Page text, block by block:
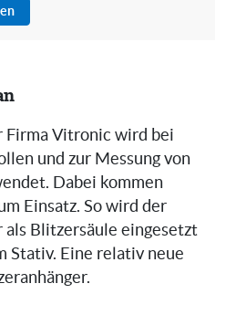
Firma Vitronic wird bei
und zur Messung von
Dabei kommen
Einsatz. So wird der
Blitzersäule eingesetzt
Stativ. Eine relativ neue